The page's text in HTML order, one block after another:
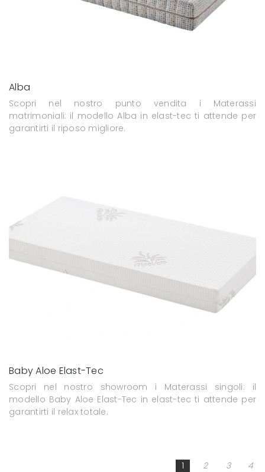
Alba
Scopri nel nostro punto vendita i Materassi
matrimoniali: il modello Alba in elast-tec ti attende per
garantirti il riposo migliore.
Baby Aloe Elast-Tec
Scopri nel nostro showroom i Materassi singoli: il
modello Baby Aloe Elast-Tec in elast-tec ti attende per
garantirti il relax totale.
1 2 3 4